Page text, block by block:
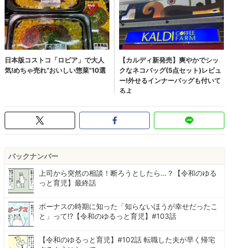
バックナンバー
上司から突然の相談！断ろうとしたら…？【令和のゆる
っと育児】最終話
ボーナスの時期に知った「知らないほうが幸せだったこ
と」って!?【令和のゆるっと育児】#103話
【令和のゆるっと育児】#102話 転職した夫が早く帰宅